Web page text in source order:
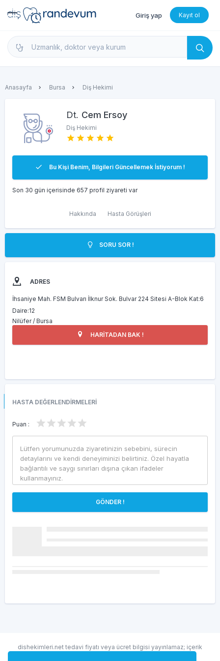
dishekimleri.net - Diş Hekimi Bul, Yorumları İncele
Giriş yap Kayıt ol
Anasayfa Bursa Diş Hekimi
Dt. Cem Ersoy
Diş Hekimi
Bu Kişi Benim, Bilgileri Güncellemek İstiyorum !
Son 30 gün içerisinde 657 profil ziyareti var
Hakkında Hasta Görüşleri
SORU SOR !
ADRES
İhsaniye Mah. FSM Bulvarı İlknur Sok. Bulvar 224 Sitesi A-Blok Kat:6
Daire:12
Nilüfer / Bursa
HARİTADAN BAK !
HASTA DEĞERLENDİRMELERİ
Puan :
GÖNDER !
dishekimleri.net tedavi fiyatı veya ücret bilgisi yayınlamaz; içerik